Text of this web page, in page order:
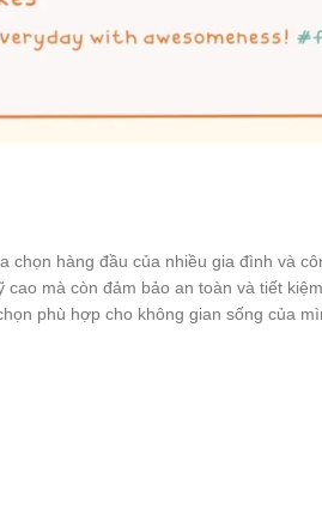
hàng đầu của nhiều gia đình và
mà còn đảm bảo an toàn và tiết
phù hợp cho không gian sống của